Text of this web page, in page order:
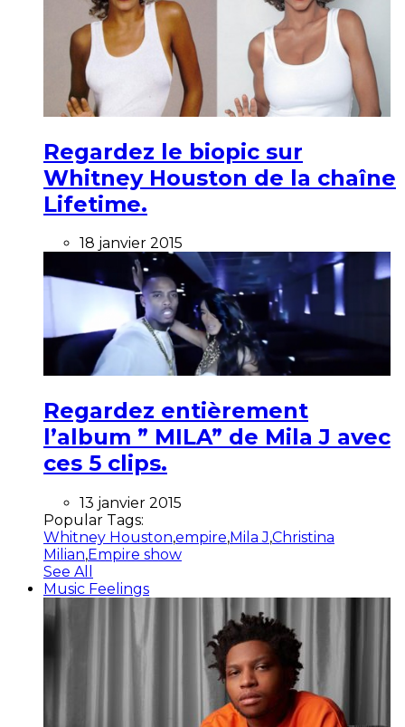
Regardez le biopic sur
Whitney Houston de la chaîne
Lifetime.
18 janvier 2015
Regardez entièrement
l’album ” MILA” de Mila J avec
ces 5 clips.
13 janvier 2015
Popular Tags:
Whitney Houston,empire,Mila J,Christina
Milian,Empire show
See All
Music Feelings